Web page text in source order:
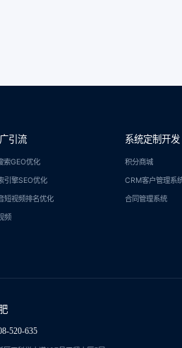
引流
索GEO优化
引擎SEO优化
短视频排名优化
频
系统定制开发
积分商城
CRM客户管理系
合同管理系统
520-635